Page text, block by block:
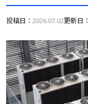
投稿日： 2026.07.02更新日：